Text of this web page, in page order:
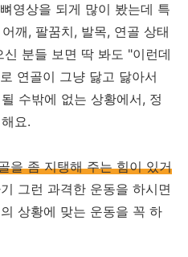
뼈영상을 되게 많이 봤는데 특
깨, 팔꿈치, 발목, 연골 상태
분들 보면 딱 봐도 "이런데
연골이 그냥 닳고 닳아서
수밖에 없는 상황에서, 정
요.
을 좀 지탱해 주는 힘이 있거
그런 과격한 운동을 하시면
상황에 맞는 운동을 꼭 하